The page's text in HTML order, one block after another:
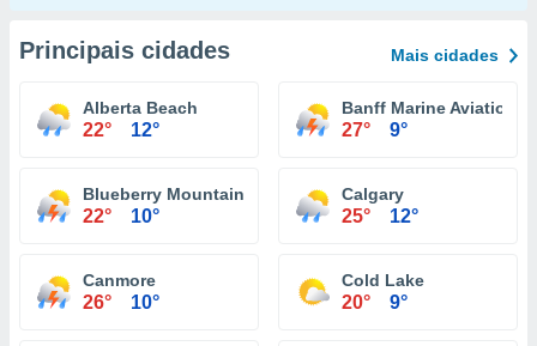
Principais cidades Mais cidades
Alberta Beach
22° 12°
Banff Marine Aviation
27° 9°
Blueberry Mountain
22° 10°
Calgary
25° 12°
Canmore
26° 10°
Cold Lake
20° 9°